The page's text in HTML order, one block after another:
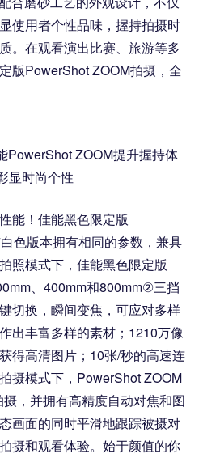
使用者个性品味，握持拍摄时
。在观看演出比赛、旅游等多
版PowerShot ZOOM拍摄，全
PowerShot ZOOM提升握持体
显时尚个性
能！佳能黑色限定版
色版本拥有相同的参数，兼具
照模式下，佳能黑色限定版
、400mm和800mm②三挡
切换，瞬间变焦，可应对多样
出丰富多样的素材；1210万像
得高清图片；10张/秒的高速连
摄模式下，PowerShot ZOOM
，并拥有高精度自动对焦和图
画面的同时平滑地跟踪被摄对
摄和观看体验。始于颜值的你